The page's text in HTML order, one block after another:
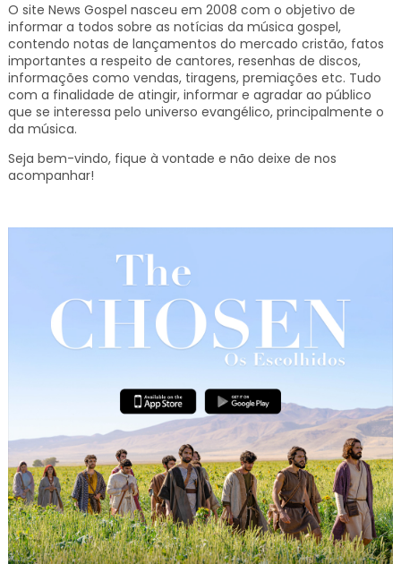
O site News Gospel nasceu em 2008 com o objetivo de
informar a todos sobre as notícias da música gospel,
contendo notas de lançamentos do mercado cristão, fatos
importantes a respeito de cantores, resenhas de discos,
informações como vendas, tiragens, premiações etc. Tudo
com a finalidade de atingir, informar e agradar ao público
que se interessa pelo universo evangélico, principalmente o
da música.
Seja bem-vindo, fique à vontade e não deixe de nos
acompanhar!